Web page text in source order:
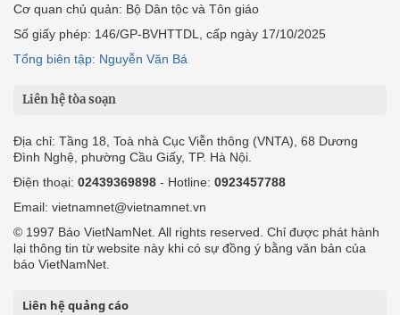
Cơ quan chủ quản: Bộ Dân tộc và Tôn giáo
Số giấy phép: 146/GP-BVHTTDL, cấp ngày 17/10/2025
Tổng biên tập: Nguyễn Văn Bá
Liên hệ tòa soạn
Địa chỉ: Tầng 18, Toà nhà Cục Viễn thông (VNTA), 68 Dương
Đình Nghệ, phường Cầu Giấy, TP. Hà Nội.
Điện thoại: 02439369898 - Hotline: 0923457788
Email: vietnamnet@vietnamnet.vn
© 1997 Báo VietNamNet. All rights reserved. Chỉ được phát hành
lại thông tin từ website này khi có sự đồng ý bằng văn bản của
báo VietNamNet.
Liên hệ quảng cáo